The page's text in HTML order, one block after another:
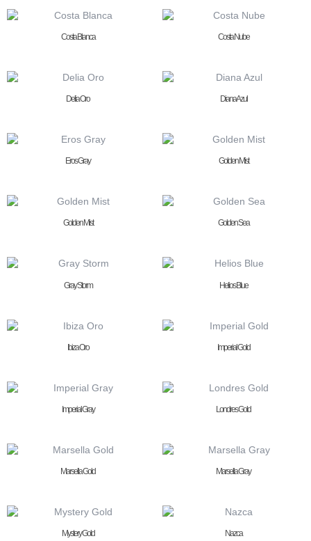
Costa Blanca Costa Nube
Delia Oro Diana Azul
Eros Gray Golden Mist
Golden Mist Golden Sea
Gray Storm Helios Blue
Ibiza Oro Imperial Gold
Imperial Gray Londres Gold
Marsella Gold Marsella Gray
Mystery Gold Nazca